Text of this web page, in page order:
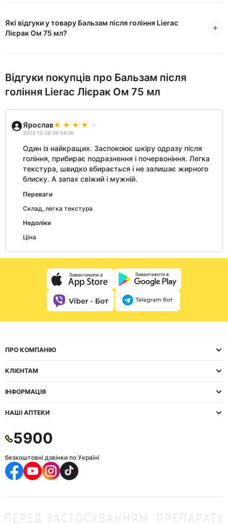
Які відгуки у товару Бальзам після гоління Lierac
Лієрак Ом 75 мл?
Відгуки покупців про Бальзам після
гоління Lierac Лієрак Ом 75 мл
Ярослав
2023-12-28 09:54:06
Один із найкращих. Заспокоює шкіру одразу після
гоління, прибирає подразнення і почервоніння. Легка
текстура, швидко вбирається і не залишає жирного
блиску. А запах свіжий і мужній.
Переваги
Склад, легка текстура
Недоліки
Ціна
ПРО КОМПАНІЮ
КЛІЄНТАМ
ІНФОРМАЦІЯ
НАШІ АПТЕКИ
5900
безкоштовні дзвінки по Україні